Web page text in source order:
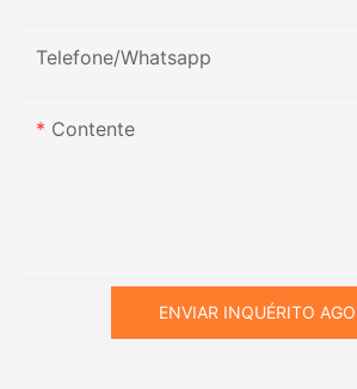
Telefone/whatsapp
Contente
ENVIAR INQUÉRITO